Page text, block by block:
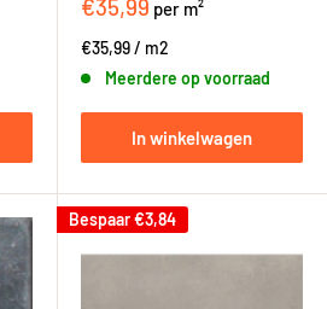
€35,99 per m²
€35,99/ m2
Meerdere op voorraad
In winkelwagen
Bespaar€3,84